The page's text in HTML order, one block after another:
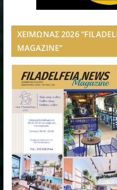
ΧΕΙΜΩΝΑΣ 2026
MAGAZINE”